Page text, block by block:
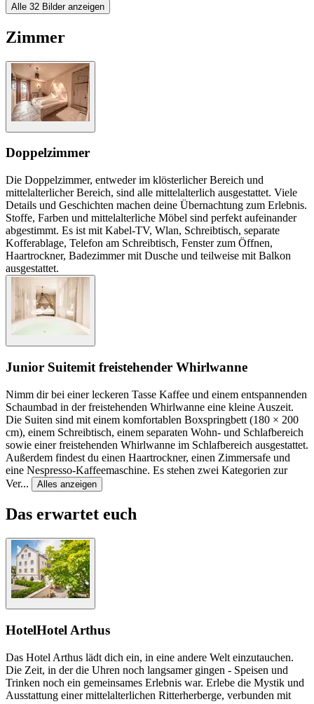
Alle 32 Bilder anzeigen
Zimmer
Doppelzimmer
Die Doppelzimmer, entweder im klösterlicher Bereich und
mittelalterlicher Bereich, sind alle mittelalterlich ausgestattet. Viele
Details und Geschichten machen deine Übernachtung zum Erlebnis.
Stoffe, Farben und mittelalterliche Möbel sind perfekt aufeinander
abgestimmt. Es ist mit Kabel-TV, Wlan, Schreibtisch, separate
Kofferablage, Telefon am Schreibtisch, Fenster zum Öffnen,
Haartrockner, Badezimmer mit Dusche und teilweise mit Balkon
ausgestattet.
Junior Suitemit freistehender Whirlwanne
Nimm dir bei einer leckeren Tasse Kaffee und einem entspannenden
Schaumbad in der freistehenden Whirlwanne eine kleine Auszeit.
Die Suiten sind mit einem komfortablen Boxspringbett (180 × 200
cm), einem Schreibtisch, einem separaten Wohn- und Schlafbereich
sowie einer freistehenden Whirlwanne im Schlafbereich ausgestattet.
Außerdem findest du einen Haartrockner, einen Zimmersafe und
eine Nespresso-Kaffeemaschine. Es stehen zwei Kategorien zur
Ver... Alles anzeigen
Das erwartet euch
HotelHotel Arthus
Das Hotel Arthus lädt dich ein, in eine andere Welt einzutauchen.
Die Zeit, in der die Uhren noch langsamer gingen - Speisen und
Trinken noch ein gemeinsames Erlebnis war. Erlebe die Mystik und
Ausstattung einer mittelalterlichen Ritterherberge, verbunden mit